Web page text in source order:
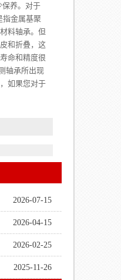
保养。对于
指金属基聚
料轴承。但
和折叠，这
寿命和精度很
轴承所出现
如果您对于
2026-07-15
2026-04-15
2026-02-25
2025-11-26